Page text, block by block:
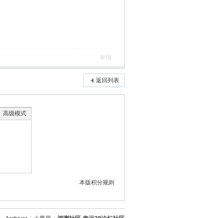
举报
返回列表
高级模式
本版积分规则